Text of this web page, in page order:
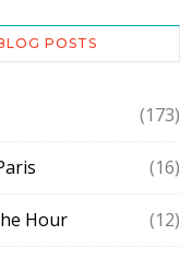
POSTS
(173)
(16)
Hour (12)